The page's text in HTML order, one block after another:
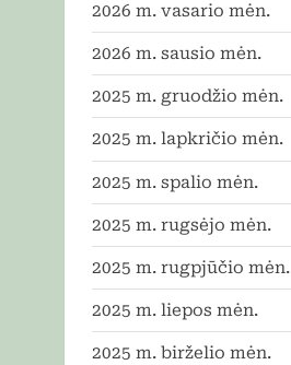
2026 m. vasario mėn.
2026 m. sausio mėn.
2025 m. gruodžio mėn.
2025 m. lapkričio mėn.
2025 m. spalio mėn.
2025 m. rugsėjo mėn.
2025 m. rugpjūčio mėn.
2025 m. liepos mėn.
2025 m. birželio mėn.